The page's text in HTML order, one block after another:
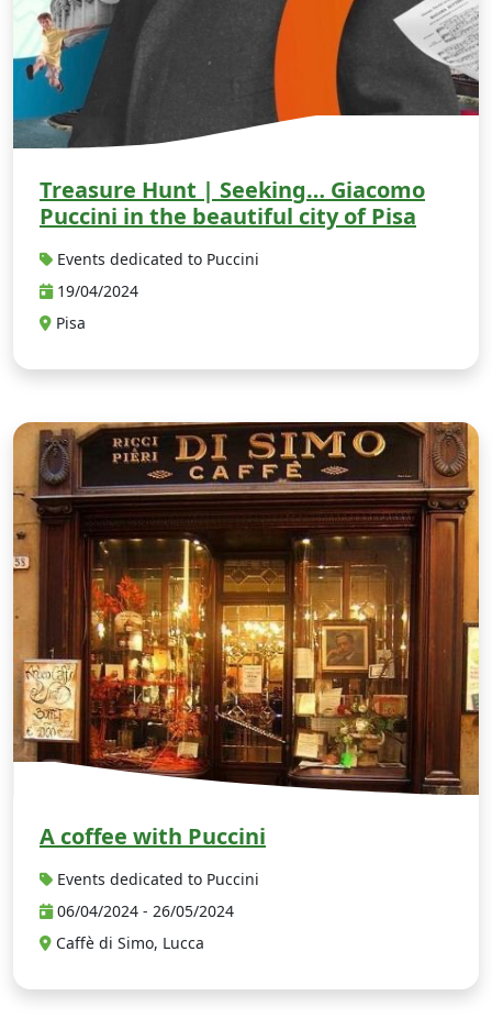
Treasure Hunt | Seeking… Giacomo
Puccini in the beautiful city of Pisa
Events dedicated to Puccini
19/04/2024
Pisa
A coffee with Puccini
Events dedicated to Puccini
06/04/2024 - 26/05/2024
Caffè di Simo, Lucca